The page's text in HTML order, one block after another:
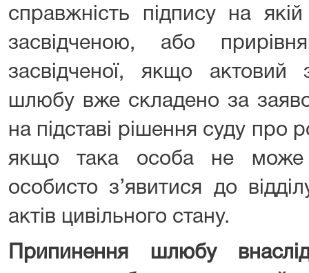
справжність підпису на
засвідченою, або
засвідченої, якщо актовий
шлюбу вже складено за
на підставі рішення суду про
якщо така особа не може
особисто з’явитися до
актів цивільного стану.
Припинення шлюбу